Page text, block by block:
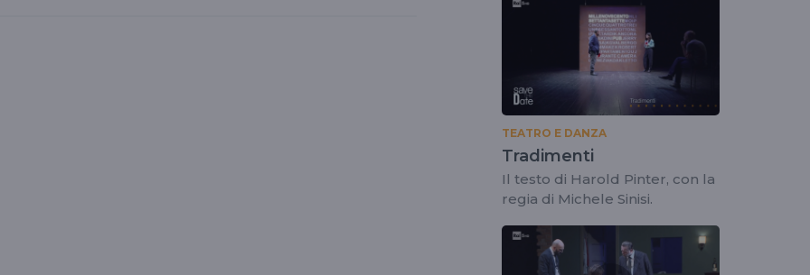
TEATRO E DANZA
Tradimenti
Il testo di Harold Pinter, con la
regia di Michele Sinisi.